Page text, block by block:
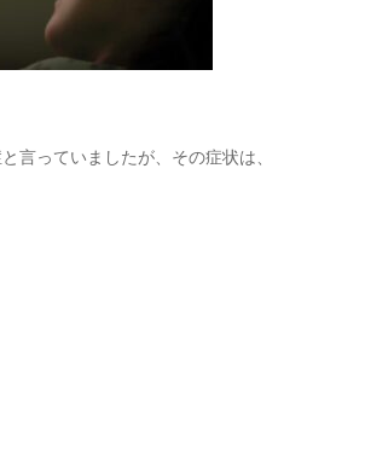
言っていましたが、その症状は、